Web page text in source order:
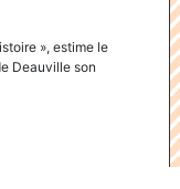
», estime le
Deauville son